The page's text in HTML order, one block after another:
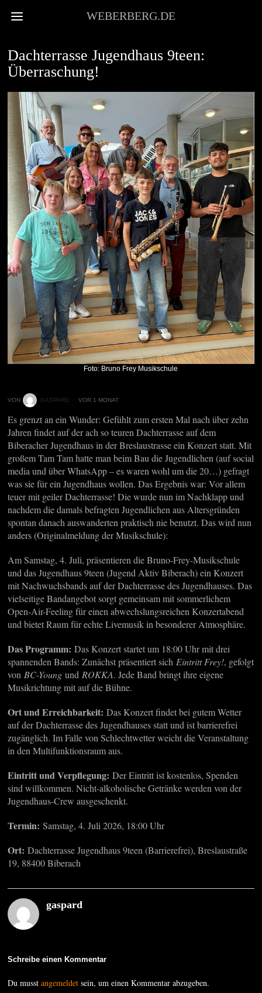
WEBERBERG.DE
Dachterrasse Jugendhaus 9teen:
Überraschung!
Foto: Bruno Frey Musikschule
VON GASPARD VOR 1 MONAT
Es grenzt an ein Wunder: Gefühlt zum ersten Mal nach über zehn
Jahren findet auf der ach so teuren Dachterrasse auf dem
Biberacher Jugendhaus in der Breslaustrasse ein Konzert statt. Mit
großem Tam Tam hatte man beim Bau die Jugendlichen (auf social
media und über WhatsApp – es waren wohl um die 20…) gefragt
was sie für ein Jugendhaus wollen. Das Ergebnis war: Vor allem
teuer mit geiler Dachterrasse! Die wurde nun im Nachklapp und
nachdem die damals befragten Jugendlichen aus Altersgründen
spontan danach auswanderten praktisch nie benutzt. Das wird nun
anders (Originalmeldung der Musikschule):
Am Samstag, 4. Juli, präsentieren die Bruno-Frey-Musikschule
und das Jugendhaus 9teen (Jugend Aktiv Biberach) ein Konzert
mit Nachwuchsbands auf der Dachterrasse des Jugendhauses. Das
vielseitige Bandangebot sorgt gemeinsam mit sommerlichem
Open-Air-Feeling für einen abwechslungsreichen Konzertabend
und bietet Raum für echte Livemusik in besonderer Atmosphäre.
Das Programm: Das Konzert startet um 18:00 Uhr mit drei
spannenden Bands: Zunächst präsentiert sich Eintritt Frey!, gefolgt
von BC-Young und ROKKA. Jede Band bringt ihre eigene
Musikrichtung mit auf die Bühne.
Ort und Erreichbarkeit: Das Konzert findet bei gutem Wetter
auf der Dachterrasse des Jugendhauses statt und ist barrierefrei
zugänglich. Im Falle von Schlechtwetter weicht die Veranstaltung
in den Multifunktionsraum aus.
Eintritt und Verpflegung: Der Eintritt ist kostenlos, Spenden
sind willkommen. Nicht-alkoholische Getränke werden von der
Jugendhaus-Crew ausgeschenkt.
Termin: Samstag, 4. Juli 2026, 18:00 Uhr
Ort: Dachterrasse Jugendhaus 9teen (Barrierefrei), Breslaustraße
19, 88400 Biberach
gaspard
Schreibe einen Kommentar
Du musstangemeldet sein, um einen Kommentar abzugeben.